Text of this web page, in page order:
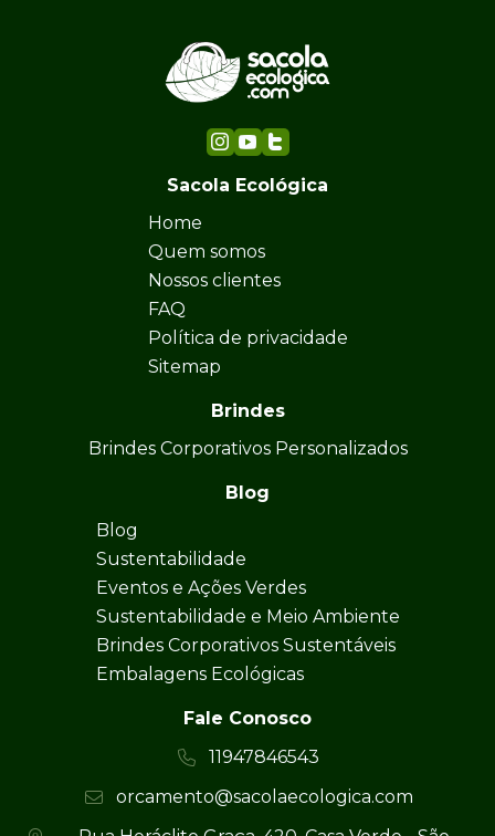
Sacola Ecológica
Home
Quem somos
Nossos clientes
FAQ
Política de privacidade
Sitemap
Brindes
Brindes Corporativos Personalizados
Blog
Blog
Sustentabilidade
Eventos e Ações Verdes
Sustentabilidade e Meio Ambiente
Brindes Corporativos Sustentáveis
Embalagens Ecológicas
Fale Conosco
11947846543
orcamento@sacolaecologica.com